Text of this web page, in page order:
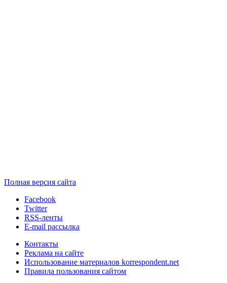
Полная версия сайта
Facebook
Twitter
RSS-ленты
E-mail рассылка
Контакты
Реклама на сайте
Использование материалов korrespondent.net
Правила пользования сайтом